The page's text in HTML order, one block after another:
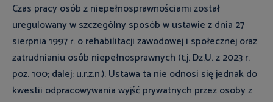
Czas pracy osób z niepełnosprawnościami został
uregulowany w szczególny sposób w ustawie z dnia 27
sierpnia 1997 r. o rehabilitacji zawodowej i społecznej oraz
zatrudnianiu osób niepełnosprawnych (t.j. Dz.U. z 2023 r.
poz. 100; dalej: u.r.z.n.). Ustawa ta nie odnosi się jednak do
kwestii odpracowywania wyjść prywatnych przez osoby z